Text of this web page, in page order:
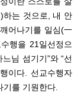
하는 것으로, 내 안
어나기를 일심(一
행을 21일선정으
느님 섬기기”와“선
이다. 선교수행자
기를 기원한다.